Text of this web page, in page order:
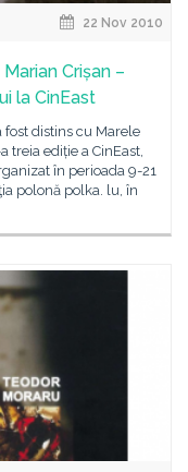
22 Nov 2010
Crișan –
la CinEast
distins cu Marele
treia ediție a CinEast,
în perioada 9-21
polonă polka. lu, în